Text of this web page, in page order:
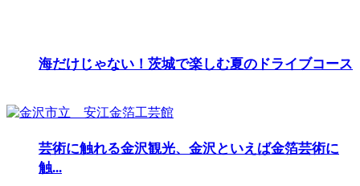
海だけじゃない！茨城で楽しむ夏のドライブコース
芸術に触れる金沢観光、金沢といえば金箔芸術に
触...